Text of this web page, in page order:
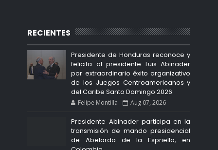
RECIENTES
Presidente de Honduras reconoce y
felicita al presidente Luis Abinader
por extraordinario éxito organizativo
de los Juegos Centroamericanos y
del Caribe Santo Domingo 2026
Felipe Montilla Aug 07, 2026
Presidente Abinader participa en la
transmisión de mando presidencial
de Abelardo de la Espriella, en